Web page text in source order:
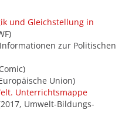
und Gleichstellung in
zur Politischen
Union)
Unterrichtsmappe
Umwelt-Bildungs-